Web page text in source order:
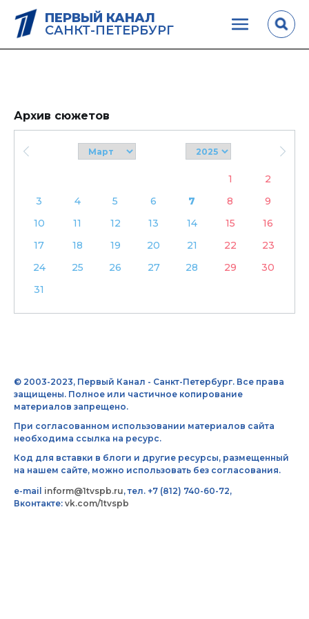
ПЕРВЫЙ КАНАЛ
САНКТ-ПЕТЕРБУРГ
Архив сюжетов
1
2
3
4 5 6 7 8
9
10
11 12 13 14 15
16
17
18 19 20 21 22
23
24
25 26 27 28 29
30
31
© 2003-2023, Первый Канал - Санкт-Петербург. Все права
защищены. Полное или частичное копирование
материалов запрещено.
При согласованном использовании материалов сайта
необходима ссылка на ресурс.
Код для вставки в блоги и другие ресурсы, размещенный
на нашем сайте, можно использовать без согласования.
e-mail inform@1tvspb.ru, тел. +7 (812) 740-60-72,
Вконтакте: vk.com/1tvspb